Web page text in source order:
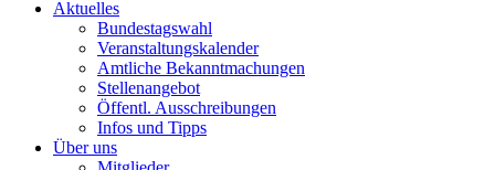
Aktuelles
Bundestagswahl
Veranstaltungskalender
Amtliche Bekanntmachungen
Stellenangebot
Öffentl. Ausschreibungen
Infos und Tipps
Über uns